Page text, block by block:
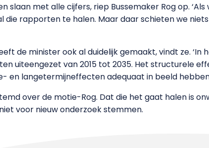
slaan met alle cijfers, riep Bussemaker Rog op.
die rapporten te halen. Maar daar schieten we niets
de minister ook al duidelijk gemaakt, vindt ze. ‘In
uiteengezet van 2015 tot 2035. Het structurele
en langetermijneffecten adequaat in beeld
over de motie-Rog. Dat die het gaat halen is
voor nieuw onderzoek stemmen.